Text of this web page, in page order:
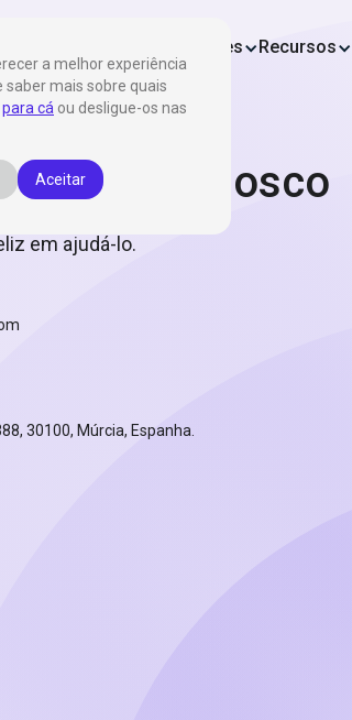
a melhor experiência
saber mais sobre quais
para cá ou desligue-os nas
Aceitar
Soluções Recursos
conosco
em ajudá-lo.
30100, Múrcia, Espanha.